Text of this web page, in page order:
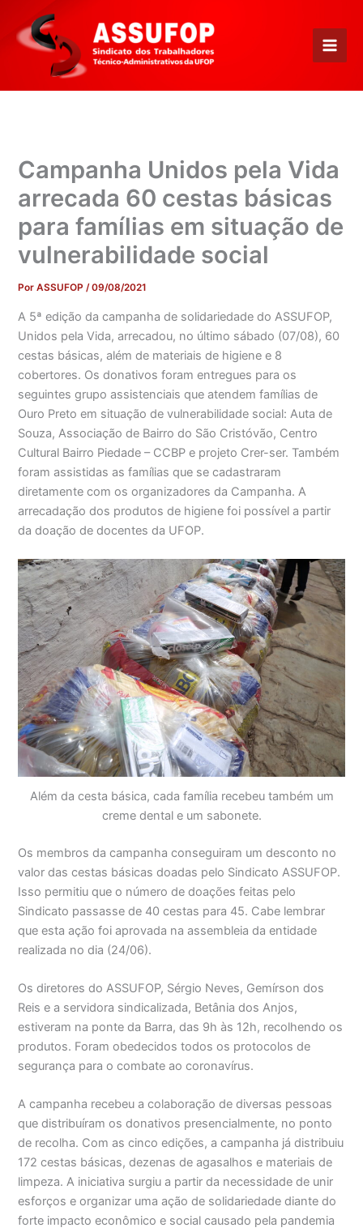
para
conteúdo
Campanha Unidos pela Vida
arrecada 60 cestas básicas
para famílias em situação de
vulnerabilidade social
PorASSUFOP/09/08/2021
A 5ª edição da campanha de solidariedade do ASSUFOP,
Unidos pela Vida, arrecadou, no último sábado (07/08), 60
cestas básicas, além de materiais de higiene e 8
cobertores. Os donativos foram entregues para os
seguintes grupo assistenciais que atendem famílias de
Ouro Preto em situação de vulnerabilidade social: Auta de
Souza, Associação de Bairro do São Cristóvão, Centro
Cultural Bairro Piedade – CCBP e projeto Crer-ser. Também
foram assistidas as famílias que se cadastraram
diretamente com os organizadores da Campanha. A
arrecadação dos produtos de higiene foi possível a partir
da doação de docentes da UFOP.
Além da cesta básica, cada família recebeu também um
creme dental e um sabonete.
Os membros da campanha conseguiram um desconto no
valor das cestas básicas doadas pelo Sindicato ASSUFOP.
Isso permitiu que o número de doações feitas pelo
Sindicato passasse de 40 cestas para 45. Cabe lembrar
que esta ação foi aprovada na assembleia da entidade
realizada no dia (24/06).
Os diretores do ASSUFOP, Sérgio Neves, Gemírson dos
Reis e a servidora sindicalizada, Betânia dos Anjos,
estiveram na ponte da Barra, das 9h às 12h, recolhendo os
produtos. Foram obedecidos todos os protocolos de
segurança para o combate ao coronavírus.
A campanha recebeu a colaboração de diversas pessoas
que distribuíram os donativos presencialmente, no ponto
de recolha. Com as cinco edições, a campanha já distribuiu
172 cestas básicas, dezenas de agasalhos e materiais de
limpeza. A iniciativa surgiu a partir da necessidade de unir
esforços e organizar uma ação de solidariedade diante do
forte impacto econômico e social causado pela pandemia